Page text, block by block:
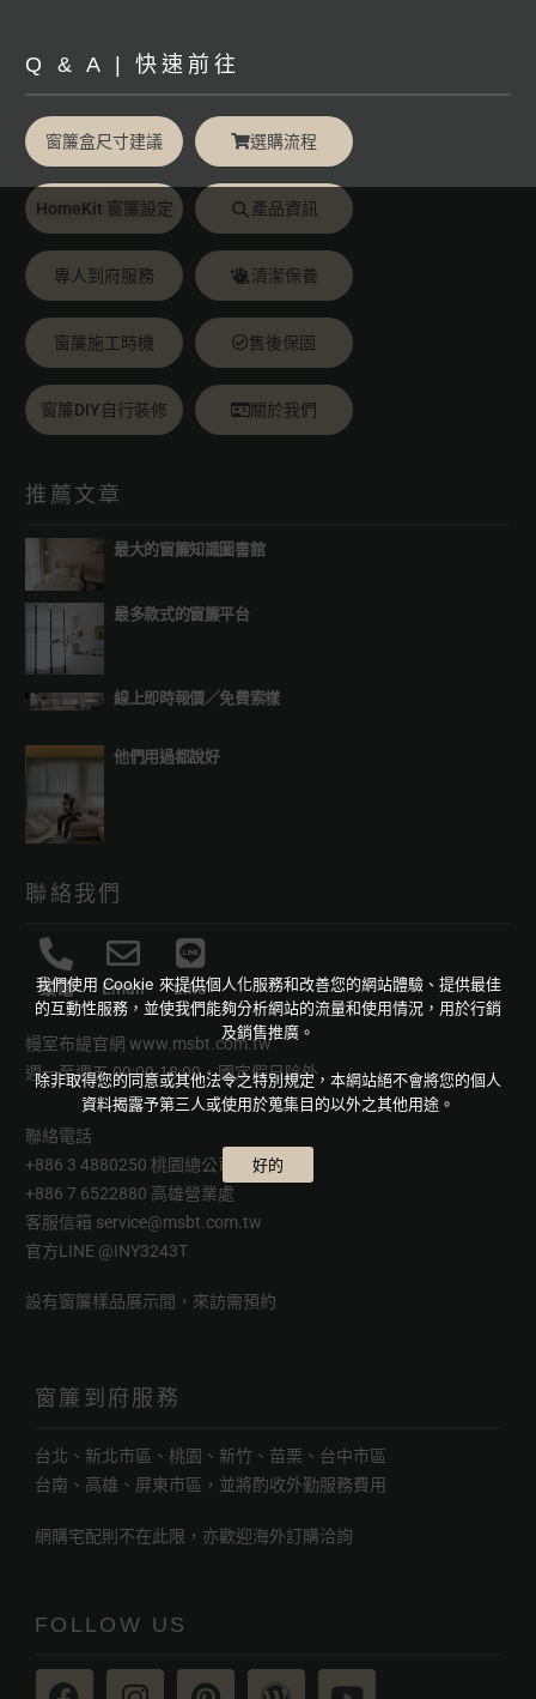
Q & A | 快速前往
窗簾盒尺寸建議 選購流程
HomeKit 窗簾設定 產品資訊
專人到府服務 清潔保養
窗簾施工時機 售後保固
窗簾DIY自行裝修 關於我們
推薦文章
最大的窗簾知識圖書館
最多款式的窗簾平台
線上即時報價／免費索樣
他們用過都說好
聯絡我們
致電 Email Line
幔室布緹官網www.msbt.com.tw
週一至週五 09:00-18:00，國定假日除外
聯絡電話
+886 3 4880250 桃園總公司
+886 7 6522880 高雄營業處
客服信箱 service@msbt.com.tw
官方LINE @INY3243T
設有窗簾樣品展示間，來訪需預約
窗簾到府服務
台北、新北市區、桃園、新竹、苗栗、台中市區
台南、高雄、屏東市區，並將酌收外勤服務費用
網購宅配則不在此限，亦歡迎海外訂購洽詢
FOLLOW US
我們使用 Cookie 來提供個人化服務和改善您的網站體驗、提供最佳
的互動性服務，並使我們能夠分析網站的流量和使用情況，用於行銷
及銷售推廣。
除非取得您的同意或其他法令之特別規定，本網站絕不會將您的個人
資料揭露予第三人或使用於蒐集目的以外之其他用途。
好的